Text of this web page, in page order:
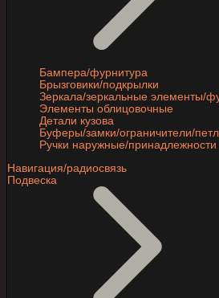
Бампера/фурнитура
Брызговики/подкрылки
Зеркала/зеркальные элементы/
Элементы облицовочные
Детали кузова
Буферы/замки/ограничители/
Ручки наружные/принадлежности
Навигация/радиосвязь
Подвеска